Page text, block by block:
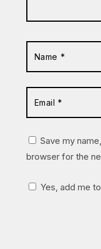
Save my
browser for the
Yes, add me